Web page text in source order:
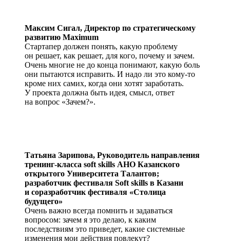
Максим Сигал, Директор по стратегическому
развитию Maximum
Стартапер должен понять, какую проблему
он решает, как решает, для кого, почему и зачем.
Очень многие не до конца понимают, какую боль
они пытаются исправить. И надо ли это кому-то
кроме них самих, когда они хотят заработать.
У проекта должна быть идея, смысл, ответ
на вопрос «Зачем?».
Татьяна Зарипова, Руководитель направления
тренинг-класса soft skills АНО Казанского
открытого Университета Талантов;
разработчик фестиваля Soft skills в Казани
и соразработчик фестиваля «Столица
будущего»
Очень важно всегда помнить и задаваться
вопросом: зачем я это делаю, к каким
последствиям это приведет, какие системные
изменения мои действия повлекут?